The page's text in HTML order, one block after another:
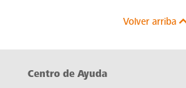
Volver arriba
Centro de Ayuda